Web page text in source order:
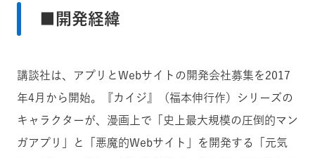
■開発経緯
講談社は、アプリとWebサイトの開発会社募集を2017
年4月から開始。『カイジ』（福本伸行作）シリーズの
キャラクターが、漫画上で「史上最大規模の圧倒的マン
ガアプリ」と「悪魔的Webサイト」を開発する「元気